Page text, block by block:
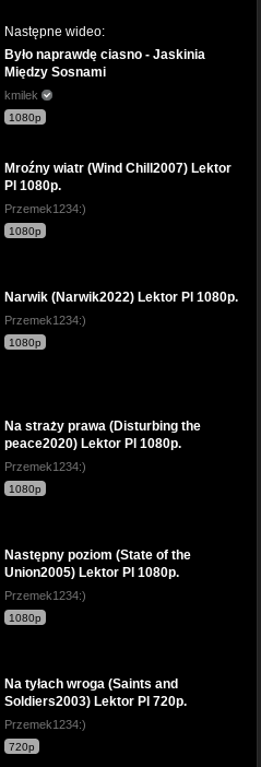
Następne wideo:
Było naprawdę ciasno - Jaskinia
Między Sosnami
kmilek
1080p
Mroźny wiatr (Wind Chill2007) Lektor
Pl 1080p.
Przemek1234:)
1080p
Narwik (Narwik2022) Lektor Pl 1080p.
Przemek1234:)
1080p
Na straży prawa (Disturbing the
peace2020) Lektor Pl 1080p.
Przemek1234:)
1080p
Następny poziom (State of the
Union2005) Lektor Pl 1080p.
Przemek1234:)
1080p
Na tyłach wroga (Saints and
Soldiers2003) Lektor Pl 720p.
Przemek1234:)
720p